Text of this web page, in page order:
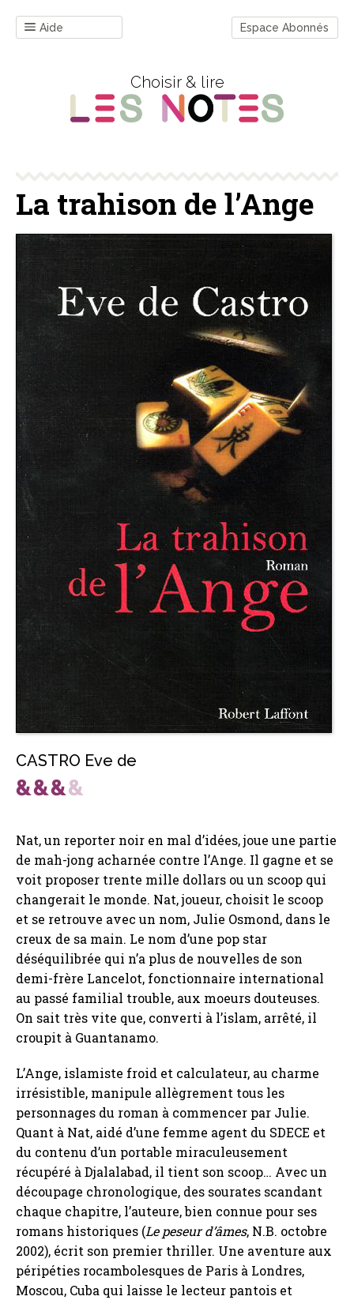
Aide Espace Abonnés
Choisir & lire
La trahison de l’Ange
CASTRO Eve de
Nat, un reporter noir en mal d’idées, joue une partie
de mah-jong acharnée contre l’Ange. Il gagne et se
voit proposer trente mille dollars ou un scoop qui
changerait le monde. Nat, joueur, choisit le scoop
et se retrouve avec un nom, Julie Osmond, dans le
creux de sa main. Le nom d’une pop star
déséquilibrée qui n’a plus de nouvelles de son
demi-frère Lancelot, fonctionnaire international
au passé familial trouble, aux moeurs douteuses.
On sait très vite que, converti à l’islam, arrêté, il
croupit à Guantanamo.
L’Ange, islamiste froid et calculateur, au charme
irrésistible, manipule allègrement tous les
personnages du roman à commencer par Julie.
Quant à Nat, aidé d’une femme agent du SDECE et
du contenu d’un portable miraculeusement
récupéré à Djalalabad, il tient son scoop… Avec un
découpage chronologique, des sourates scandant
chaque chapitre, l’auteure, bien connue pour ses
romans historiques (Le peseur d’âmes, N.B. octobre
2002), écrit son premier thriller. Une aventure aux
péripéties rocambolesques de Paris à Londres,
Moscou, Cuba qui laisse le lecteur pantois et